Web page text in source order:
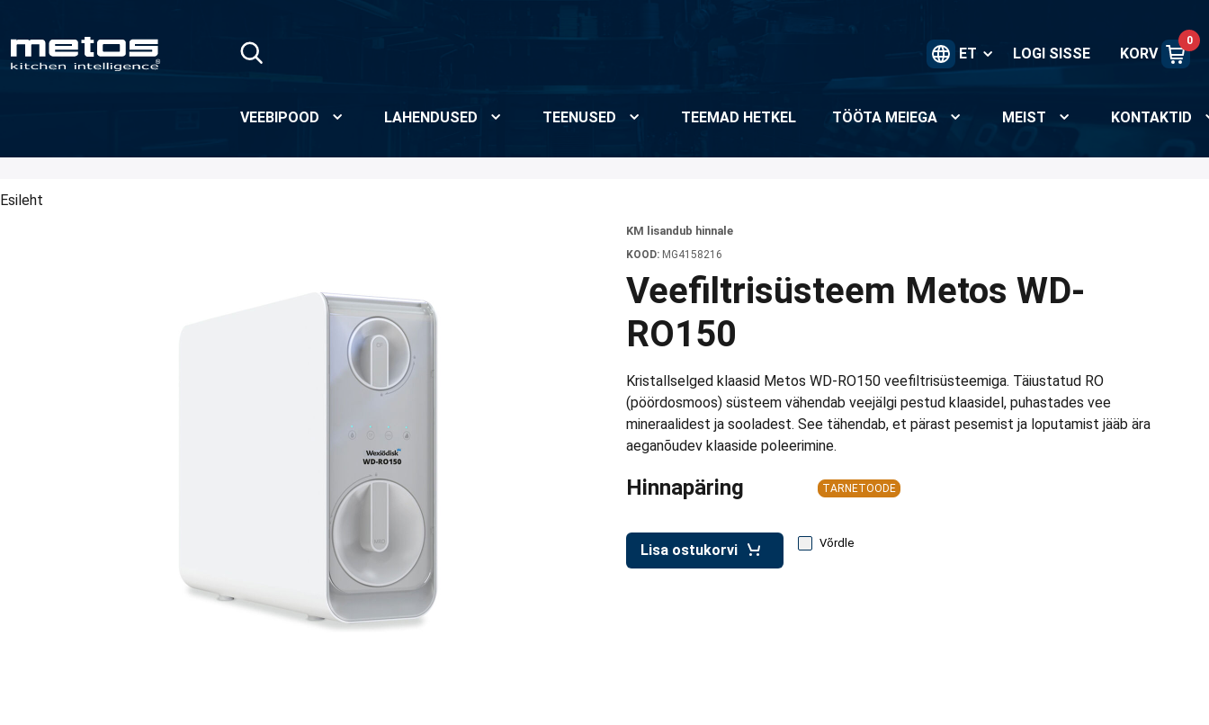
ET LOGI SISSE KORV
0
VEEBIPOOD LAHENDUSED TEENUSED TEEMAD HETKEL TÖÖTA MEIEGA MEIST KONTAKTID
Esileht
KM lisandub hinnale
KOOD: MG4158216
Veefiltrisüsteem Metos WD-
RO150
Kristallselged klaasid Metos WD-RO150 veefiltrisüsteemiga. Täiustatud RO
(pöördosmoos) süsteem vähendab veejälgi pestud klaasidel, puhastades vee
mineraalidest ja sooladest. See tähendab, et pärast pesemist ja loputamist jääb ära
aeganõudev klaaside poleerimine.
Hinnapäring TARNETOODE
Lisa ostukorvi Võrdle